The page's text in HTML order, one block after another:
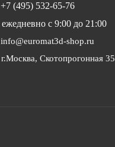
+7 (495) 532-65-76
ежедневно с 9:00 до 21:00
info@euromat3d-shop.ru
г.Москва, Скотопрогонная 35